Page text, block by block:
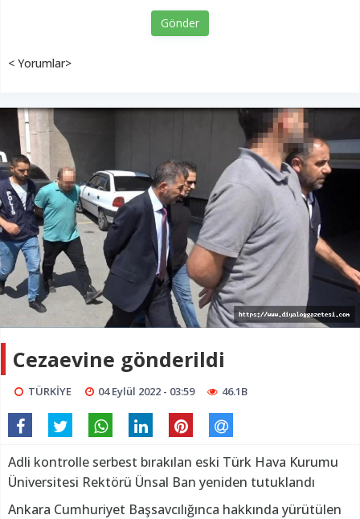
Gönder
< Yorumlar>
Cezaevine gönderildi
TÜRKİYE 04 Eylül 2022 - 03:59 46.1B
Adli kontrolle serbest bırakılan eski Türk Hava Kurumu
Üniversitesi Rektörü Ünsal Ban yeniden tutuklandı
Ankara Cumhuriyet Başsavcılığınca hakkında yürütülen